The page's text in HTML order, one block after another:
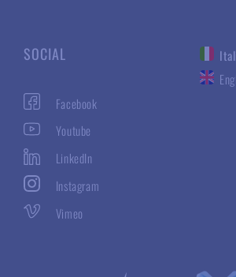
SOCIAL
Facebook
Youtube
LinkedIn
Instagram
Vimeo